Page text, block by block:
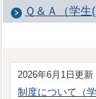
Ｑ＆Ａ（学生
2026年6月1日更新
制度について（